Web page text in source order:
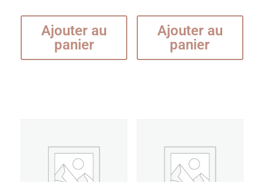
Ajouter au
panier
Ajouter au
panier